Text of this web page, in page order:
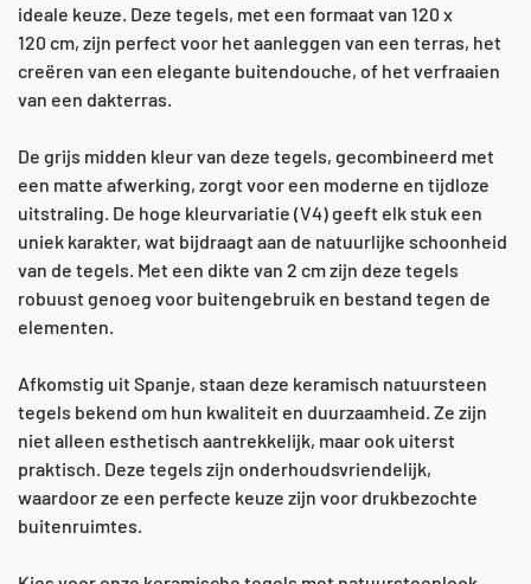
ideale keuze. Deze tegels, met een formaat van 120 x
120 cm, zijn perfect voor het aanleggen van een terras, het
creëren van een elegante buitendouche, of het verfraaien
van een dakterras.
De grijs midden kleur van deze tegels, gecombineerd met
een matte afwerking, zorgt voor een moderne en tijdloze
uitstraling. De hoge kleurvariatie (V4) geeft elk stuk een
uniek karakter, wat bijdraagt aan de natuurlijke schoonheid
van de tegels. Met een dikte van 2 cm zijn deze tegels
robuust genoeg voor buitengebruik en bestand tegen de
elementen.
Afkomstig uit Spanje, staan deze keramisch natuursteen
tegels bekend om hun kwaliteit en duurzaamheid. Ze zijn
niet alleen esthetisch aantrekkelijk, maar ook uiterst
praktisch. Deze tegels zijn onderhoudsvriendelijk,
waardoor ze een perfecte keuze zijn voor drukbezochte
buitenruimtes.